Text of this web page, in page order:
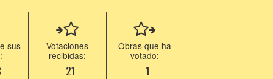
sus
Votaciones
recibidas:
21
Obras que ha
votado:
1